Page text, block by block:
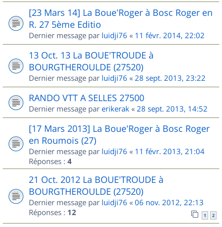
[23 Mars 14] La Boue'Roger à Bosc Roger en
R. 27 5ème Editio
Dernier message par luidji76 « 11 févr. 2014, 22:02
13 Oct. 13 La BOUE'TROUDE à
BOURGTHEROULDE (27520)
Dernier message par luidji76 « 28 sept. 2013, 23:22
RANDO VTT A SELLES 27500
Dernier message par erikerak « 28 sept. 2013, 14:52
[17 Mars 2013] La Boue'Roger à Bosc Roger
en Roumois (27)
Dernier message par luidji76 « 11 févr. 2013, 21:04
Réponses : 4
21 Oct. 2012 La BOUE'TROUDE à
BOURGTHEROULDE (27520)
Dernier message par luidji76 « 06 nov. 2012, 22:13
Réponses : 12 1 2